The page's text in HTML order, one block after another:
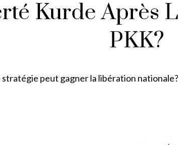
Kurde Après
PKK?
peut gagner la libération nationale?